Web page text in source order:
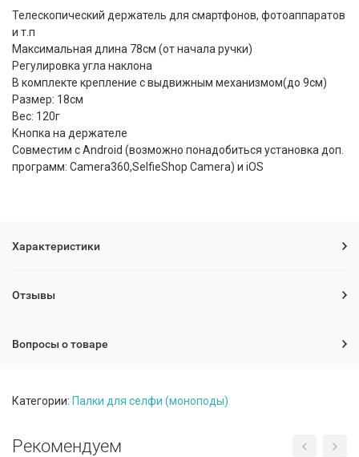
Телескопический держатель для смартфонов, фотоаппаратов
и т.п
Максимальная длина 78см (от начала ручки)
Регулировка угла наклона
В комплекте крепление с выдвижным механизмом(до 9см)
Размер: 18см
Вес: 120г
Кнопка на держателе
Совместим с Android (возможно понадобиться установка доп.
программ: Camera360,SelfieShop Camera) и iOS
Характеристики
Отзывы
Вопросы о товаре
Категории: Палки для селфи (моноподы)
Рекомендуем